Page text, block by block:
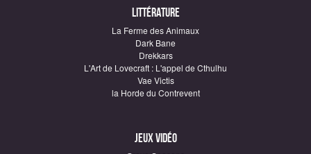
Littérature
La Ferme des Animaux
Dark Bane
Drekkars
L'Art de Lovecraft : L'appel de Cthulhu
Vae Victis
la Horde du Contrevent
Jeux vidéo